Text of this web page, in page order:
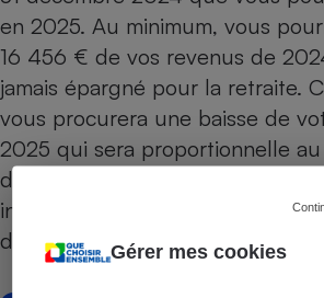
Gérer mes cookies
en 2025. Au minimum, vous
16 456 € de vos revenus de
jamais épargné pour la retraite.
vous procurera une baisse de
2025 qui sera proportionnelle
d’imposition (TMI) de votre foyer
indiqué sur la dernière page de
d’imposition 2024.